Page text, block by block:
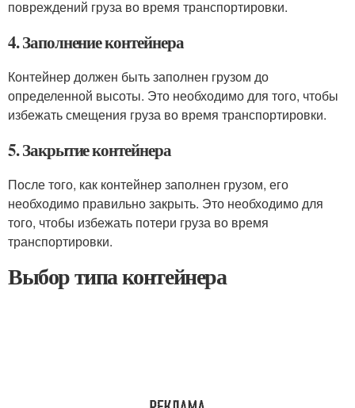
повреждений груза во время транспортировки.
4. Заполнение контейнера
Контейнер должен быть заполнен грузом до
определенной высоты. Это необходимо для того, чтобы
избежать смещения груза во время транспортировки.
5. Закрытие контейнера
После того, как контейнер заполнен грузом, его
необходимо правильно закрыть. Это необходимо для
того, чтобы избежать потери груза во время
транспортировки.
Выбор типа контейнера